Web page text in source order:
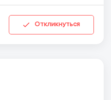
Откликнуться